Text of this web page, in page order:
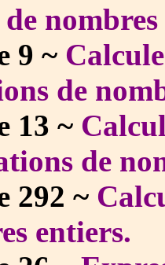
9 ~
de
13 ~
de
292 ~
entiers.